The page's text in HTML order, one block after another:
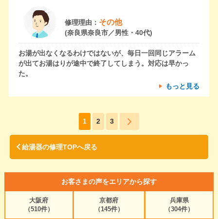
修理理由： その他
(奈良県奈良市／男性・40代)
お湯が出なくなるわけではないが、毎日一回同じアラーム
が出てお湯はりが途中で終了してしまう。対応は早かっ
た。
もっと見る
1 2 3
給湯器の修理TOPへ戻る
お客さまの声をエリアから探す
大阪府
（510件）
京都府
（145件）
兵庫県
（304件）